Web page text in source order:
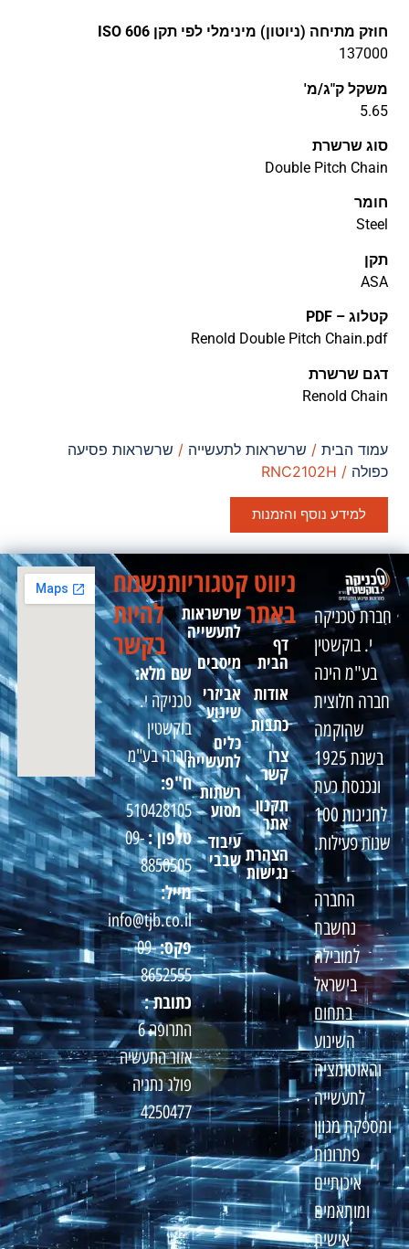
חוזק מתיחה (ניוטון) מינימלי לפי תקן ISO 606
137000
משקל ק"ג/מ'
5.65
סוג שרשרת
Double Pitch Chain
חומר
Steel
תקן
ASA
קטלוג – PDF
Renold Double Pitch Chain.pdf
דגם שרשרת
Renold Chain
עמוד הבית / שרשראות לתעשייה / שרשראות פסיעה
כפולה / RNC2102H
למידע נוסף והזמנות
חברת טכניקה
י. בוקשטין
בע"מ הינה
חברה חלוצית
שהוקמה
בשנת 1925
ונכנסת כעת
לחגיגות 100
שנות פעילות.
החברה
נחשבת
למובילה
בישראל
בתחום
השינוע
והאוטומציה
לתעשייה
ומספקת מגוון
פתרונות
איכותיים
ומותאמים
אישית
ניווט
באתר
דף
הבית
אודות
כתבות
צרו
קשר
תקנון
אתר
הצהרת
נגישות
קטגוריות
שרשראות
לתעשייה
מיסבים
אביזרי
שינוע
כלים
לתעשייה
רשתות
מסוע
עיבוד
שבבי
נשמח
להיות
בקשר
שם מלא:
טכניקה י.
בוקשטין
חברה בע"מ
ח"פ:
510428105
טלפון :09-
8850505
מייל:
info@tjb.co.il
פקס:09-
8652555
כתובת :
התרופה 6
אזור התעשיה
פולג נתניה
4250477